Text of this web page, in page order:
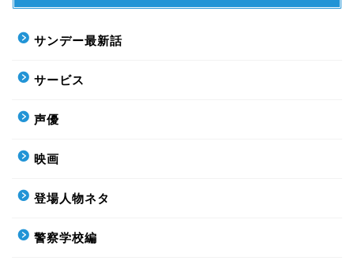
サンデー最新話
サービス
声優
映画
登場人物ネタ
警察学校編